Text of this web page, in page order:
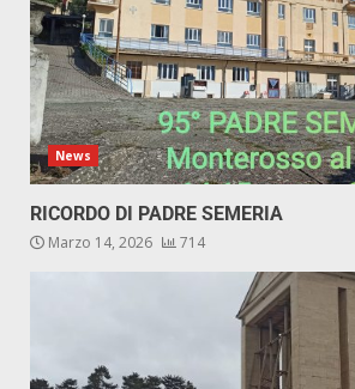
News
RICORDO DI PADRE SEMERIA
Marzo 14, 2026 714